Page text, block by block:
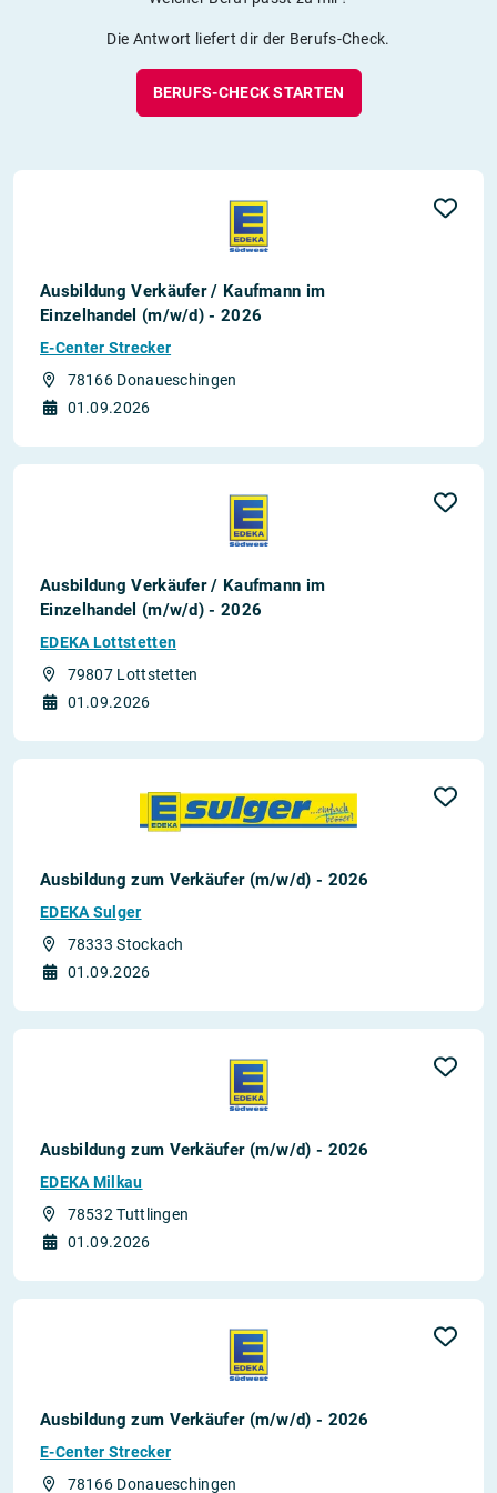
Die Antwort liefert dir der Berufs-Check.
BERUFS-CHECK STARTEN
Ausbildung Verkäufer / Kaufmann im
Einzelhandel (m/w/d) - 2026
E-Center Strecker
78166 Donaueschingen
01.09.2026
Ausbildung Verkäufer / Kaufmann im
Einzelhandel (m/w/d) - 2026
EDEKA Lottstetten
79807 Lottstetten
01.09.2026
Ausbildung zum Verkäufer (m/w/d) - 2026
EDEKA Sulger
78333 Stockach
01.09.2026
Ausbildung zum Verkäufer (m/w/d) - 2026
EDEKA Milkau
78532 Tuttlingen
01.09.2026
Ausbildung zum Verkäufer (m/w/d) - 2026
E-Center Strecker
78166 Donaueschingen